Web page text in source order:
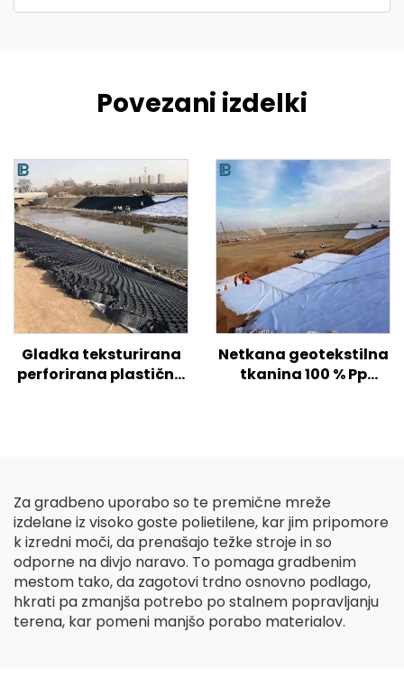
Povezani izdelki
Gladka teksturirana
perforirana plastična
Netkana geotekstilna
tkanina 100 % Pp
Za gradbeno uporabo so te premične mreže
izdelane iz visoko goste polietilene, kar jim pripomore
k izredni moči, da prenašajo težke stroje in so
odporne na divjo naravo. To pomaga gradbenim
mestom tako, da zagotovi trdno osnovno podlago,
hkrati pa zmanjša potrebo po stalnem popravljanju
terena, kar pomeni manjšo porabo materialov.